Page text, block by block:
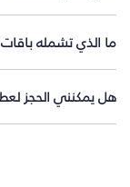
ما الذي تشمله
هل يمكنني الحجز